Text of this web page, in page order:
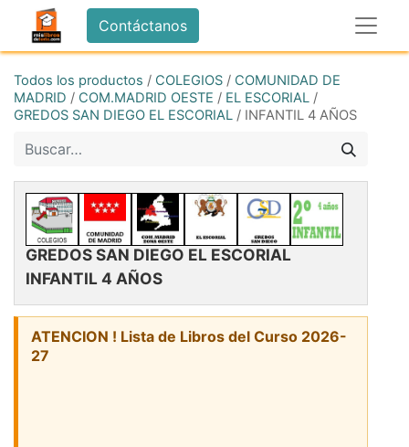
Contáctanos
Todos los productos / COLEGIOS / COMUNIDAD DE
MADRID / COM.MADRID OESTE / EL ESCORIAL /
GREDOS SAN DIEGO EL ESCORIAL / INFANTIL 4 AÑOS
GREDOS SAN DIEGO EL ESCORIAL
INFANTIL 4 AÑOS
ATENCION ! Lista de Libros del Curso 2026-
27